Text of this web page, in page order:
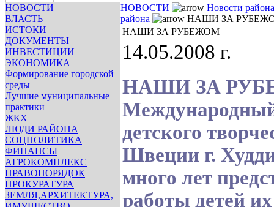
НОВОСТИ
ВЛАСТЬ
ИСТОКИ
ДОКУМЕНТЫ
ИНВЕСТИЦИИ
ЭКОНОМИКА
Формирование городской
среды
Лучшие муниципальные
практики
ЖКХ
ЛЮДИ РАЙОНА
СОЦПОЛИТИКА
ФИНАНСЫ
АГРОКОМПЛЕКС
ПРАВОПОРЯДОК
ПРОКУРАТУРА
ЗЕМЛЯ,АРХИТЕКТУРА,
НОВОСТИ
Новости района
района
НАШИ ЗА
НАШИ ЗА РУБЕЖОМ
14.05.2008 г.
НАШИ ЗА
детского
Швеции г.
много лет
работы детей